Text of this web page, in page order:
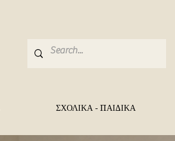
ΣΧΟΛΙΚΑ - ΠΑΙΔΙΚΑ